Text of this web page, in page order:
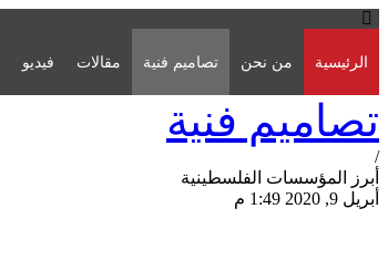
الرئيسية من نحن تصاميم فنية مقالات فيديو
تصاميم فنية
/
أبرز المؤسسات الفلسطينية
أبريل 9, 2020 1:49 م